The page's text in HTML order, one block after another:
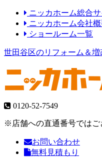
ニッカホーム総合サ
ニッカホーム会社
ショールーム一覧
世田谷区のリフォーム＆増
0120-52-7549
※店舗への直通番号ではご
お問い合わせ
無料見積もり